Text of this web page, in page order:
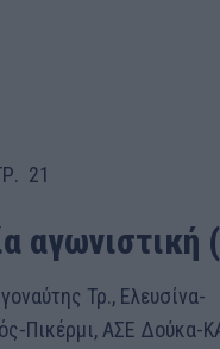
21
αγωνιστική
Τρ., Ελευσίνα-
Πικέρμι, ΑΣΕ Δούκα-